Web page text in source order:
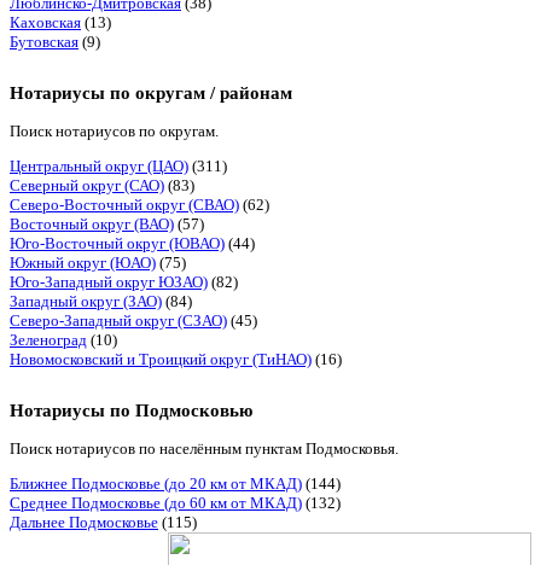
Каховская (13)
Бутовская (9)
Нотариусы по округам / районам
Поиск нотариусов по округам.
Центральный округ (ЦАО) (311)
Северный округ (САО) (83)
Северо-Восточный округ (СВАО) (62)
Восточный округ (ВАО) (57)
Юго-Восточный округ (ЮВАО) (44)
Южный округ (ЮАО) (75)
Юго-Западный округ ЮЗАО) (82)
Западный округ (ЗАО) (84)
Северо-Западный округ (СЗАО) (45)
Зеленоград (10)
Новомосковский и Троицкий округ (ТиНАО) (16)
Нотариусы по Подмосковью
Поиск нотариусов по населённым пунктам Подмосковья.
Ближнее Подмосковье (до 20 км от МКАД) (144)
Среднее Подмосковье (до 60 км от МКАД) (132)
Дальнее Подмосковье (115)